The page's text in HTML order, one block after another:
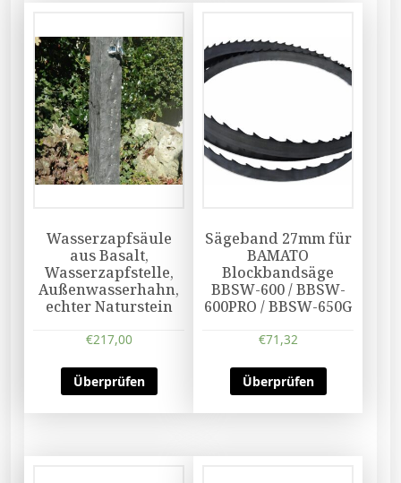
Wasserzapfsäule
aus Basalt,
Wasserzapfstelle,
Außenwasserhahn,
echter Naturstein
€217,00
Überprüfen
Sägeband 27mm für
BAMATO
Blockbandsäge
BBSW-600 / BBSW-
600PRO / BBSW-650G
€71,32
Überprüfen